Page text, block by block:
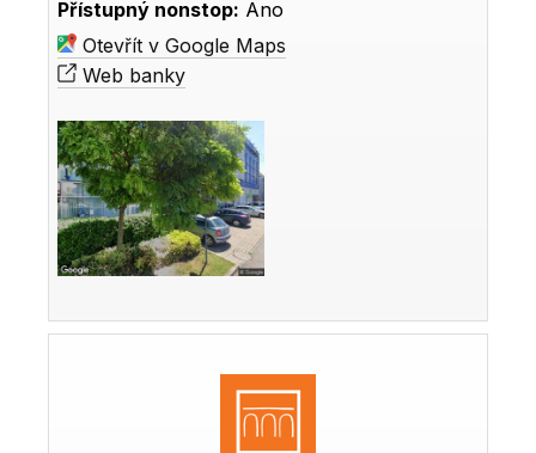
Přístupný nonstop: Ano
Otevřít v Google Maps
Web banky